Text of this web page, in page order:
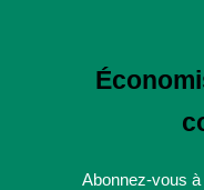
Abonnez-vous